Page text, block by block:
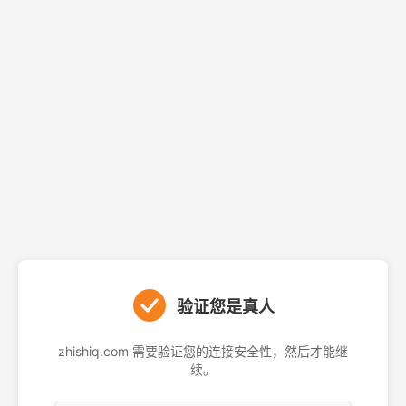
验证您是真人
zhishiq.com 需要验证您的连接安全性，然后才能继
续。